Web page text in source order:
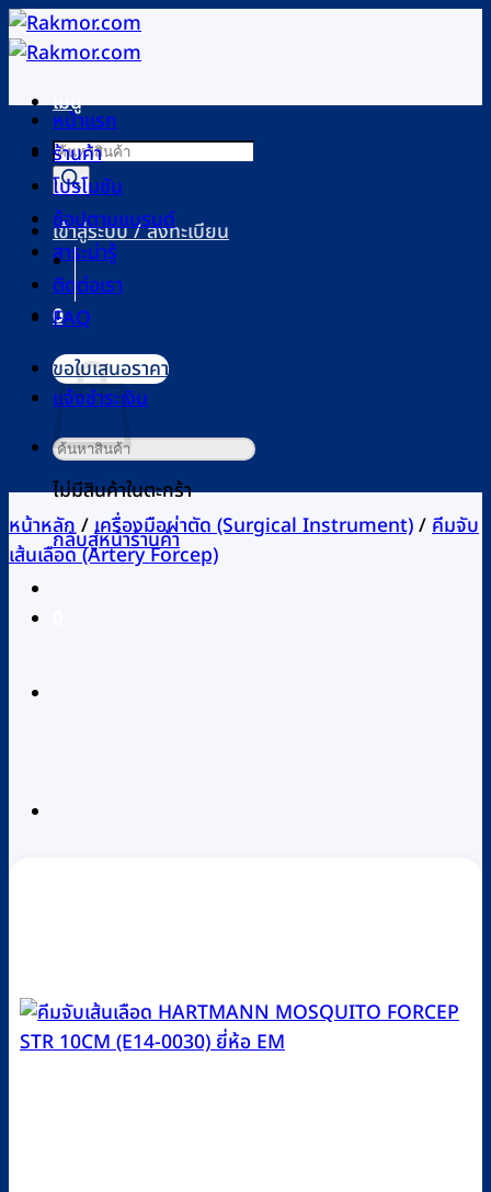
ข้าม
ไป
เนื้อหาเมนู
Products
search
เข้าสู่ระบบ / ลงทะเบียน
0
ไม่มีสินค้าในตะกร้า
กลับสู่หน้าร้านค้า
หน้าแรก
ร้านค้า
โปรโมชัน
ช้อปตามแบรนด์
สาระน่ารู้
ติดต่อเรา
FAQ
ขอใบเสนอราคา
แจ้งชำระเงิน
ค้นหา:
หน้าหลัก/เครื่องมือผ่าตัด (Surgical Instrument)/คีมจับ
เส้นเลือด (Artery Forcep)